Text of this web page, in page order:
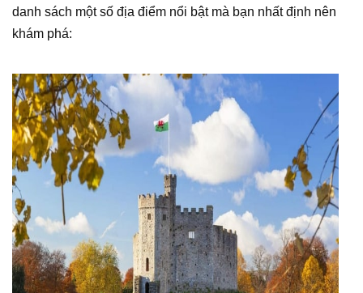
danh sách một số địa điểm nổi bật mà bạn nhất định nên
khám phá: